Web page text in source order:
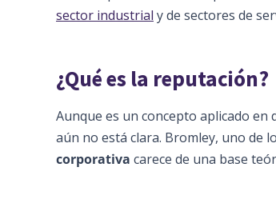
sector industrial y de sectores de
¿Qué es la reputación?
Aunque es un concepto aplicado
aún no está clara. Bromley, uno de
corporativa carece de una base